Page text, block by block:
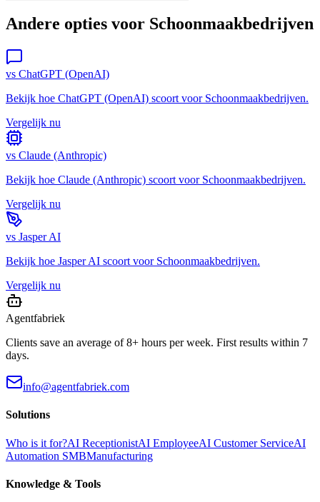
Andere opties voor Schoonmaakbedrijven
vs ChatGPT (OpenAI)
Bekijk hoe ChatGPT (OpenAI) scoort voor Schoonmaakbedrijven.
Vergelijk nu
vs Claude (Anthropic)
Bekijk hoe Claude (Anthropic) scoort voor Schoonmaakbedrijven.
Vergelijk nu
vs Jasper AI
Bekijk hoe Jasper AI scoort voor Schoonmaakbedrijven.
Vergelijk nu
Agentfabriek
Clients save an average of 8+ hours per week. First results within 7
days.
info@agentfabriek.com
Solutions
Who is it for?AI ReceptionistAI EmployeeAI Customer ServiceAI
Automation SMBManufacturing
Knowledge & Tools